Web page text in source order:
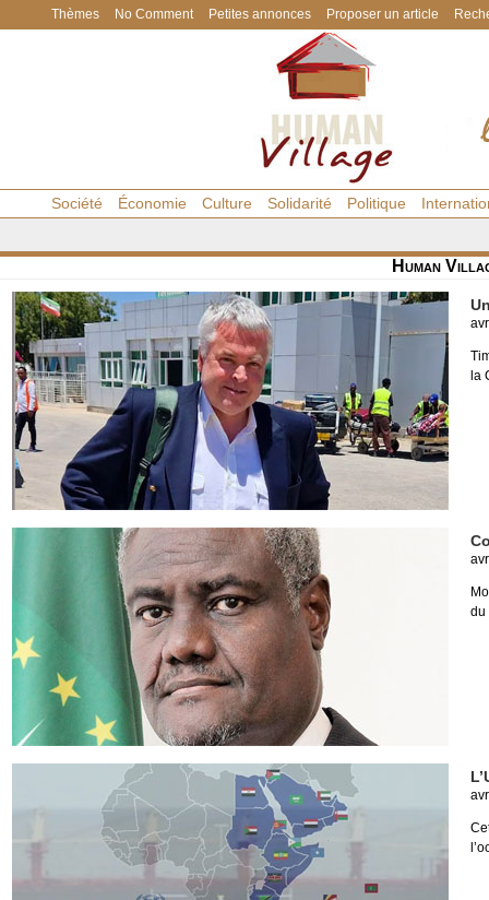
Thèmes No Comment Petites annonces Proposer un article
Société Économie Culture Solidarité Politique
Human
la
du